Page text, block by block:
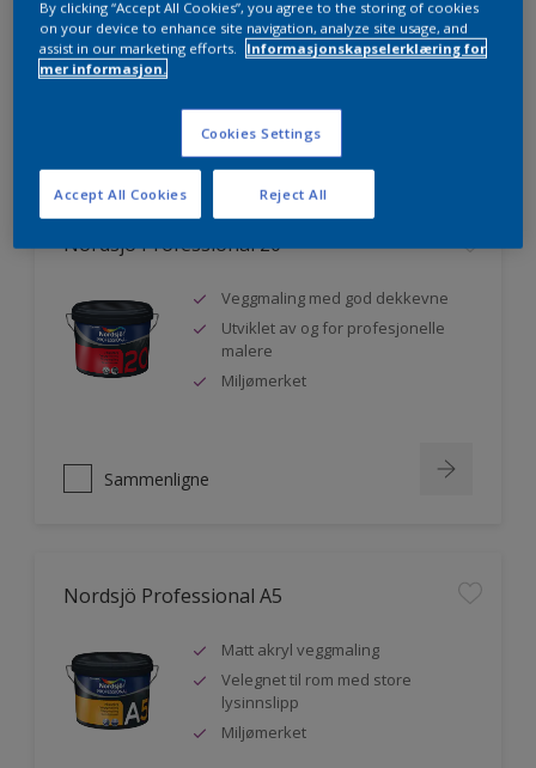
Jevnere og finere finish, også i
mørke farger
Sammenligne
Nordsjö Professional 20
Veggmaling med god dekkevne
Utviklet av og for profesjonelle
malere
Miljømerket
Sammenligne
Nordsjö Professional A5
Matt akryl veggmaling
Velegnet til rom med store
lysinnslipp
Miljømerket
By clicking “Accept All Cookies”, you agree to the storing of cookies
on your device to enhance site navigation, analyze site usage, and
assist in our marketing efforts.
Informasjonskapselerklæring for
mer informasjon.
Cookies Settings
Reject All
Accept All Cookies